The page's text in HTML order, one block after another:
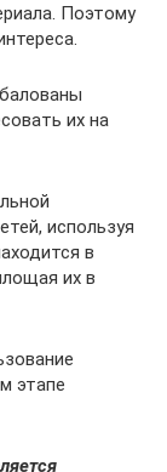
Поэтому
их на
используя
в
их в
этапе